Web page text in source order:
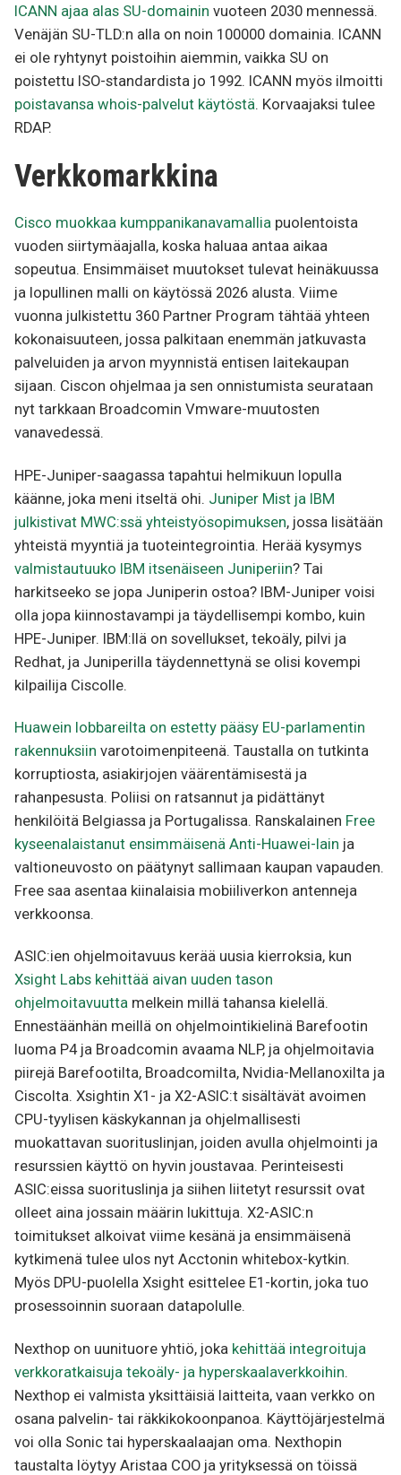
ICANN ajaa alas SU-domainin vuoteen 2030 mennessä.
Venäjän SU-TLD:n alla on noin 100000 domainia. ICANN
ei ole ryhtynyt poistoihin aiemmin, vaikka SU on
poistettu ISO-standardista jo 1992. ICANN myös ilmoitti
poistavansa whois-palvelut käytöstä. Korvaajaksi tulee
RDAP.
Verkkomarkkina
Cisco muokkaa kumppanikanavamallia puolentoista
vuoden siirtymäajalla, koska haluaa antaa aikaa
sopeutua. Ensimmäiset muutokset tulevat heinäkuussa
ja lopullinen malli on käytössä 2026 alusta. Viime
vuonna julkistettu 360 Partner Program tähtää yhteen
kokonaisuuteen, jossa palkitaan enemmän jatkuvasta
palveluiden ja arvon myynnistä entisen laitekaupan
sijaan. Ciscon ohjelmaa ja sen onnistumista seurataan
nyt tarkkaan Broadcomin Vmware-muutosten
vanavedessä.
HPE-Juniper-saagassa tapahtui helmikuun lopulla
käänne, joka meni itseltä ohi. Juniper Mist ja IBM
julkistivat MWC:ssä yhteistyösopimuksen, jossa lisätään
yhteistä myyntiä ja tuoteintegrointia. Herää kysymys
valmistautuuko IBM itsenäiseen Juniperiin? Tai
harkitseeko se jopa Juniperin ostoa? IBM-Juniper voisi
olla jopa kiinnostavampi ja täydellisempi kombo, kuin
HPE-Juniper. IBM:llä on sovellukset, tekoäly, pilvi ja
Redhat, ja Juniperilla täydennettynä se olisi kovempi
kilpailija Ciscolle.
Huawein lobbareilta on estetty pääsy EU-parlamentin
rakennuksiin varotoimenpiteenä. Taustalla on tutkinta
korruptiosta, asiakirjojen väärentämisestä ja
rahanpesusta. Poliisi on ratsannut ja pidättänyt
henkilöitä Belgiassa ja Portugalissa. Ranskalainen Free
kyseenalaistanut ensimmäisenä Anti-Huawei-lain ja
valtioneuvosto on päätynyt sallimaan kaupan vapauden.
Free saa asentaa kiinalaisia mobiiliverkon antenneja
verkkoonsa.
ASIC:ien ohjelmoitavuus kerää uusia kierroksia, kun
Xsight Labs kehittää aivan uuden tason
ohjelmoitavuutta melkein millä tahansa kielellä.
Ennestäänhän meillä on ohjelmointikielinä Barefootin
luoma P4 ja Broadcomin avaama NLP, ja ohjelmoitavia
piirejä Barefootilta, Broadcomilta, Nvidia-Mellanoxilta ja
Ciscolta. Xsightin X1- ja X2-ASIC:t sisältävät avoimen
CPU-tyylisen käskykannan ja ohjelmallisesti
muokattavan suorituslinjan, joiden avulla ohjelmointi ja
resurssien käyttö on hyvin joustavaa. Perinteisesti
ASIC:eissa suorituslinja ja siihen liitetyt resurssit ovat
olleet aina jossain määrin lukittuja. X2-ASIC:n
toimitukset alkoivat viime kesänä ja ensimmäisenä
kytkimenä tulee ulos nyt Acctonin whitebox-kytkin.
Myös DPU-puolella Xsight esittelee E1-kortin, joka tuo
prosessoinnin suoraan datapolulle.
Nexthop on uunituore yhtiö, joka kehittää integroituja
verkkoratkaisuja tekoäly- ja hyperskaalaverkkoihin.
Nexthop ei valmista yksittäisiä laitteita, vaan verkko on
osana palvelin- tai räkkikokoonpanoa. Käyttöjärjestelmä
voi olla Sonic tai hyperskaalaajan oma. Nexthopin
taustalta löytyy Aristaa COO ja yrityksessä on töissä